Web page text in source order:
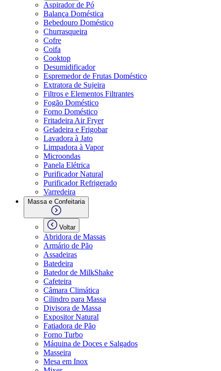
Aspirador de Pó
Balança Doméstica
Bebedouro Doméstico
Churrasqueira
Cofre
Coifa
Cooktop
Desumidificador
Espremedor de Frutas Doméstico
Extratora de Sujeira
Filtros e Elementos Filtrantes
Fogão Doméstico
Forno Doméstico
Fritadeira Air Fryer
Geladeira e Frigobar
Lavadora à Jato
Limpadora à Vapor
Microondas
Panela Elétrica
Purificador Natural
Purificador Refrigerado
Varredeira
Massa e Confeitaria
Voltar
Abridora de Massas
Armário de Pão
Assadeiras
Batedeira
Batedor de MilkShake
Cafeteira
Câmara Climática
Cilindro para Massa
Divisora de Massa
Expositor Natural
Fatiadora de Pão
Forno Turbo
Máquina de Doces e Salgados
Masseira
Mesa em Inox